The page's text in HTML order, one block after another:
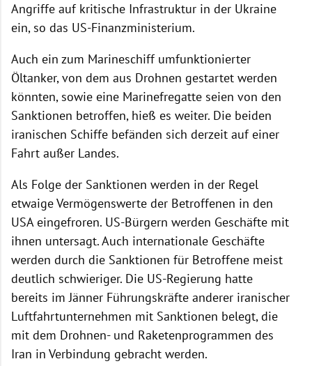
Angriffe auf kritische Infrastruktur in der Ukraine
ein, so das US-Finanzministerium.
Auch ein zum Marineschiff umfunktionierter
Öltanker, von dem aus Drohnen gestartet werden
könnten, sowie eine Marinefregatte seien von den
Sanktionen betroffen, hieß es weiter. Die beiden
iranischen Schiffe befänden sich derzeit auf einer
Fahrt außer Landes.
Als Folge der Sanktionen werden in der Regel
etwaige Vermögenswerte der Betroffenen in den
USA eingefroren. US-Bürgern werden Geschäfte mit
ihnen untersagt. Auch internationale Geschäfte
werden durch die Sanktionen für Betroffene meist
deutlich schwieriger. Die US-Regierung hatte
bereits im Jänner Führungskräfte anderer iranischer
Luftfahrtunternehmen mit Sanktionen belegt, die
mit dem Drohnen- und Raketenprogrammen des
Iran in Verbindung gebracht werden.